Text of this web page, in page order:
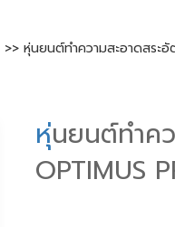
>> หุ่นยนต์ทำความสะอาดสระ
หนยนต์ทำค
OPTIMUS